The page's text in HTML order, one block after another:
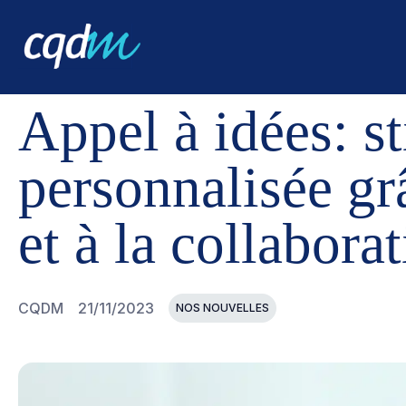
CQDM NOUVELLES ET ÉVÉNEMENTS APPEL À
Appel à idées:
personnalisée
et à la
CQDM 21/11/2023 NOS NOUVELLES